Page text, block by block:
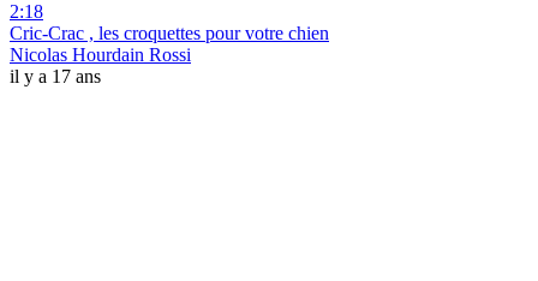
2:18
Cric-Crac , les croquettes pour votre chien
Nicolas Hourdain Rossi
il y a 17 ans